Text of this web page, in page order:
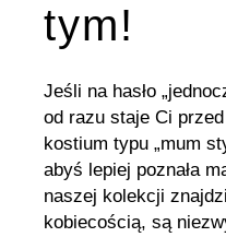
tym!
Jeśli na hasło
od razu staje Ci
kostium typu „mum
abyś lepiej poznała
naszej kolekcji
kobiecością, są